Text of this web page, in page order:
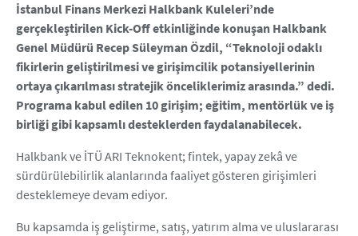
İstanbul Finans Merkezi Halkbank Kuleleri’nde
gerçekleştirilen Kick-Off etkinliğinde konuşan Halkbank
Genel Müdürü Recep Süleyman Özdil, “Teknoloji odaklı
fikirlerin geliştirilmesi ve girişimcilik potansiyellerinin
ortaya çıkarılması stratejik önceliklerimiz arasında.” dedi.
Programa kabul edilen 10 girişim; eğitim, mentörlük ve iş
birliği gibi kapsamlı desteklerden faydalanabilecek.
Halkbank ve İTÜ ARI Teknokent; fintek, yapay zekâ ve
sürdürülebilirlik alanlarında faaliyet gösteren girişimleri
desteklemeye devam ediyor.
Bu kapsamda iş geliştirme, satış, yatırım alma ve uluslararası